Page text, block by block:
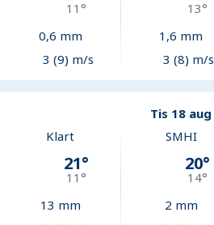
11°
0,6 mm
3 (9) m/s
13°
1,6 mm
3 (8) m/s
Tis 18 aug
Klart
21°
11°
13 mm
SMHI
20°
14°
2 mm